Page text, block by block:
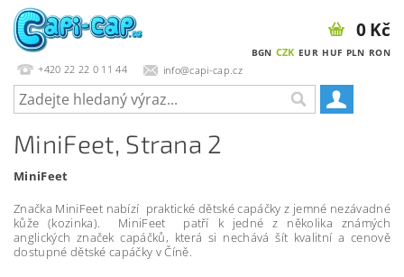
+420 22 22 0 11 44 info@capi-cap.cz
BGN CZK EUR HUF PLN RON
0 Kč
MiniFeet, Strana 2
MiniFeet
Značka MiniFeet nabízí praktické dětské capáčky z jemné nezávadné
kůže (kozinka). MiniFeet patří k jedné z několika známých
anglických značek capáčků, která si nechává šít kvalitní a cenově
dostupné dětské capáčky v Číně.